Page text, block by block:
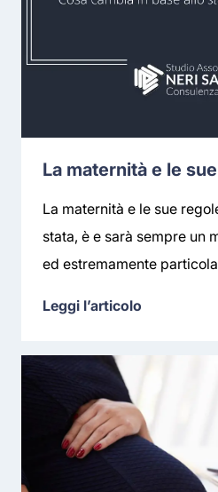
La maternità e le
La maternità e le sue
stata, è e sarà sempre un
ed estremamente
Leggi l’articolo